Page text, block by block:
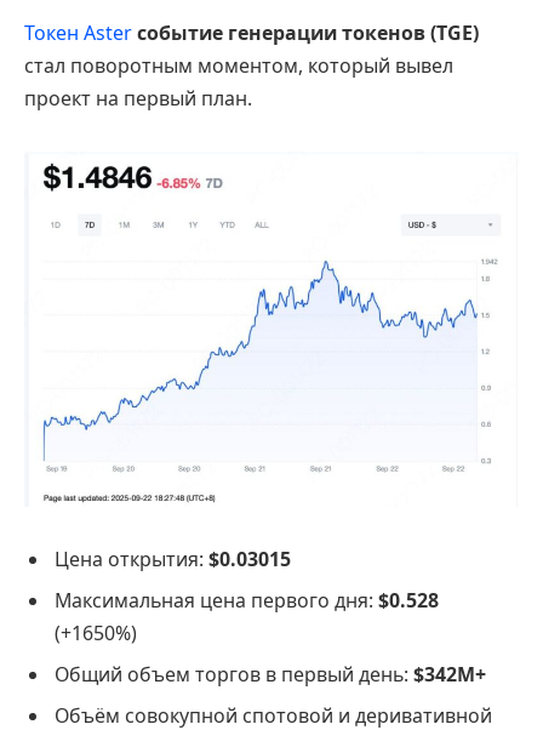
Токен Asterсобытие генерации токенов (TGE)
стал поворотным моментом, который вывел
проект на первый план.
Цена открытия: $0.03015
Максимальная цена первого дня: $0.528
(+1650%)
Общий объем торгов в первый день: $342M+
Объём совокупной спотовой и деривативной